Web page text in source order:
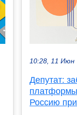
10:28, 11 Июн
Депутат:
платформы
Россию